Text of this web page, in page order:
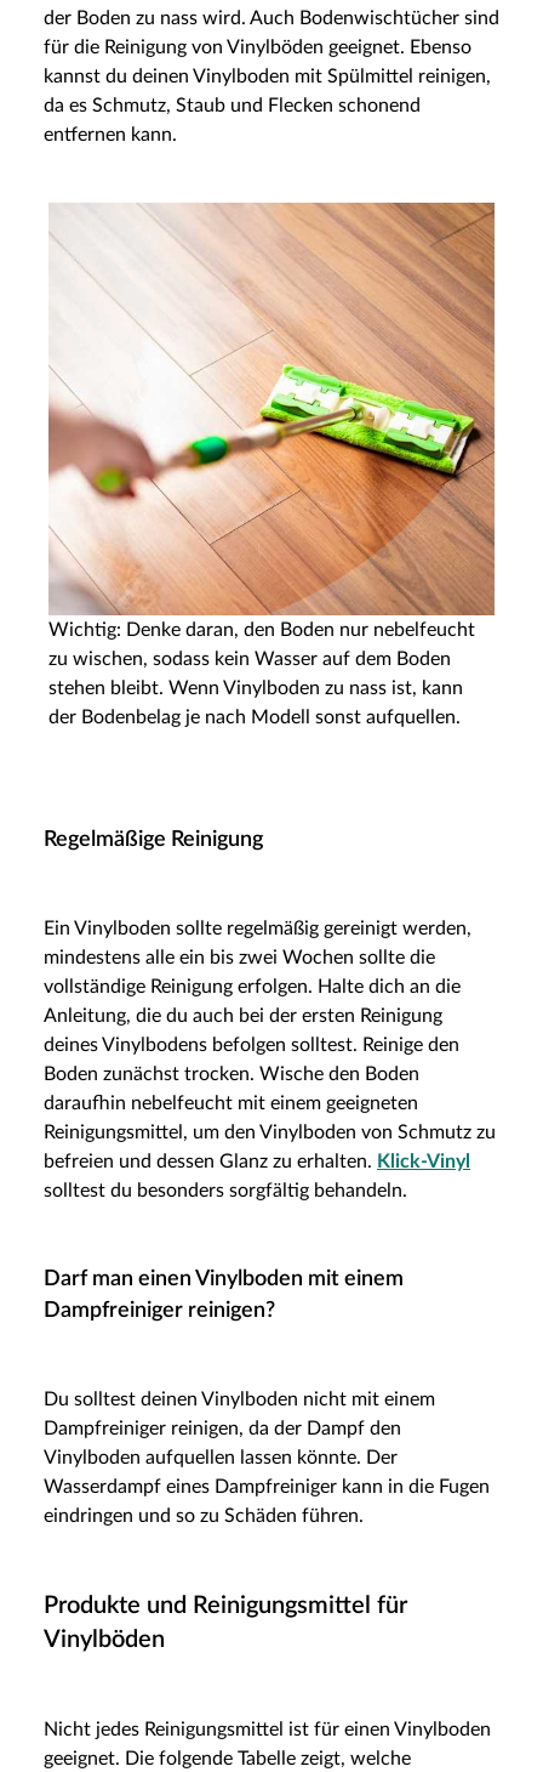
der Boden zu nass wird. Auch Bodenwischtücher sind
für die Reinigung von Vinylböden geeignet. Ebenso
kannst du deinen Vinylboden mit Spülmittel reinigen,
da es Schmutz, Staub und Flecken schonend
entfernen kann.
Wichtig: Denke daran, den Boden nur nebelfeucht
zu wischen, sodass kein Wasser auf dem Boden
stehen bleibt. Wenn Vinylboden zu nass ist, kann
der Bodenbelag je nach Modell sonst aufquellen.
Regelmäßige Reinigung
Ein Vinylboden sollte regelmäßig gereinigt werden,
mindestens alle ein bis zwei Wochen sollte die
vollständige Reinigung erfolgen. Halte dich an die
Anleitung, die du auch bei der ersten Reinigung
deines Vinylbodens befolgen solltest. Reinige den
Boden zunächst trocken. Wische den Boden
daraufhin nebelfeucht mit einem geeigneten
Reinigungsmittel, um den Vinylboden von Schmutz zu
befreien und dessen Glanz zu erhalten. Klick-Vinyl
solltest du besonders sorgfältig behandeln.
Darf man einen Vinylboden mit einem
Dampfreiniger reinigen?
Du solltest deinen Vinylboden nicht mit einem
Dampfreiniger reinigen, da der Dampf den
Vinylboden aufquellen lassen könnte. Der
Wasserdampf eines Dampfreiniger kann in die Fugen
eindringen und so zu Schäden führen.
Produkte und Reinigungsmittel für
Vinylböden
Nicht jedes Reinigungsmittel ist für einen Vinylboden
geeignet. Die folgende Tabelle zeigt, welche